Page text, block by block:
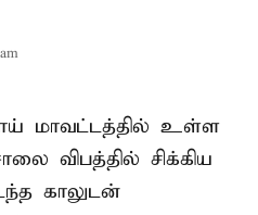
மாவட்டத்தில் உள்ள
விபத்தில் சிக்கிய
காலுடன்